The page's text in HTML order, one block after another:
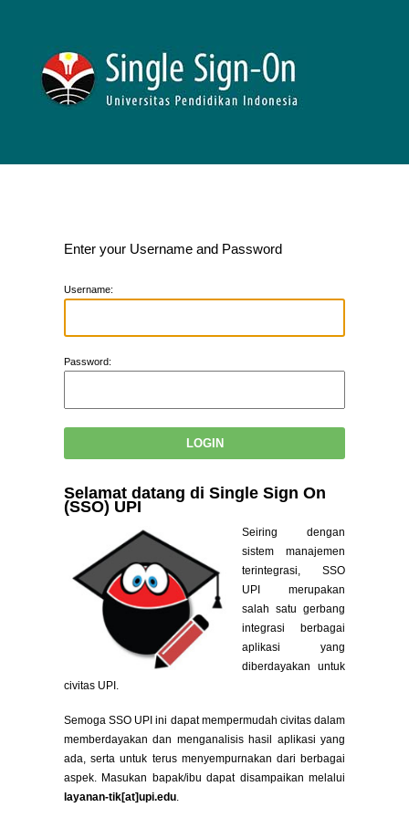
Enter your Username and Password
Username:
Password:
Selamat datang di Single Sign On
(SSO) UPI
Seiring dengan
sistem manajemen
terintegrasi, SSO
UPI merupakan
salah satu gerbang
integrasi berbagai
aplikasi yang
diberdayakan untuk
civitas UPI.
Semoga SSO UPI ini dapat mempermudah civitas dalam
memberdayakan dan menganalisis hasil aplikasi yang
ada, serta untuk terus menyempurnakan dari berbagai
aspek. Masukan bapak/ibu dapat disampaikan melalui
layanan-tik[at]upi.edu.